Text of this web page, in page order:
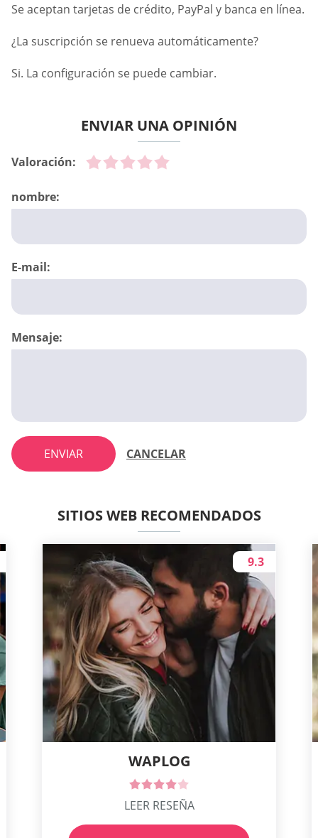
Se aceptan tarjetas de crédito, PayPal y banca en línea.
¿La suscripción se renueva automáticamente?
Si. La configuración se puede cambiar.
ENVIAR UNA OPINIÓN
Valoración:
nombre:
E-mail:
Mensaje:
ENVIAR CANCELAR
SITIOS WEB RECOMENDADOS
WAPLOG
9.3
LEER RESEÑA